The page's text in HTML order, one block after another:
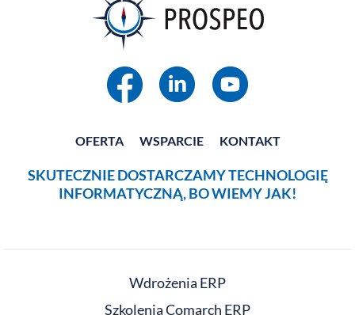
OFERTA WSPARCIE KONTAKT
SKUTECZNIE DOSTARCZAMY TECHNOLOGIĘ
INFORMATYCZNĄ, BO WIEMY JAK!
Wdrożenia ERP
Szkolenia Comarch ERP